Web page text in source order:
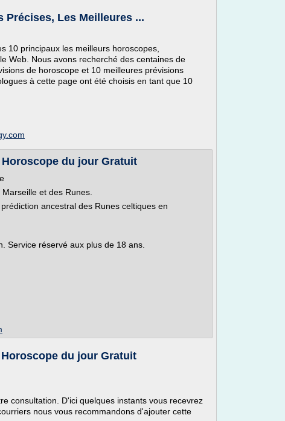
Précises, Les Meilleures ...
10 principaux les meilleurs horoscopes,
Web. Nous avons recherché des centaines de
de horoscope et 10 meilleures prévisions
à cette page ont été choisis en tant que 10
du jour Gratuit
et des Runes.
ancestral des Runes celtiques en
Service réservé aux plus de 18 ans.
du jour Gratuit
consultation. D'ici quelques instants vous recevrez
nous vous recommandons d'ajouter cette